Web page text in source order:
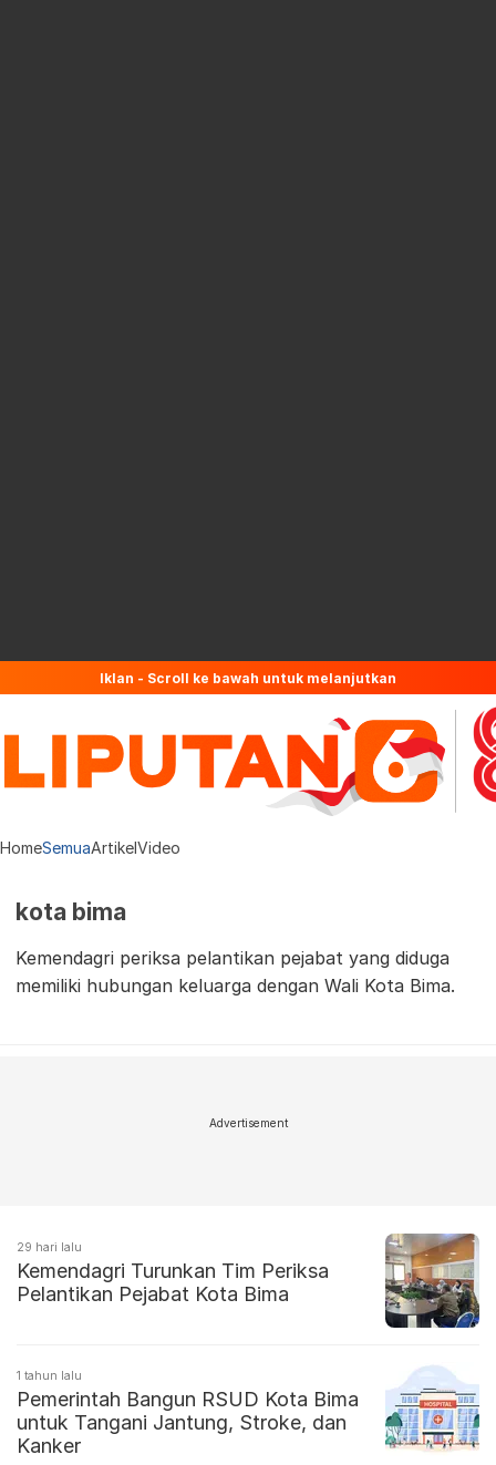
Iklan - Scroll ke bawah untuk melanjutkan
HomeSemuaArtikelVideo
kota bima
Kemendagri periksa pelantikan pejabat yang diduga
memiliki hubungan keluarga dengan Wali Kota Bima.
Advertisement
29 hari lalu
Kemendagri Turunkan Tim Periksa
Pelantikan Pejabat Kota Bima
1 tahun lalu
Pemerintah Bangun RSUD Kota Bima
untuk Tangani Jantung, Stroke, dan
Kanker